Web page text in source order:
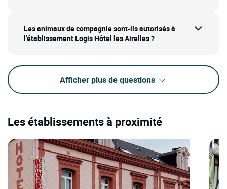
Les animaux de compagnie sont-ils autorisés à
l'établissement Logis Hôtel les Airelles ?
Afficher plus de questions
Les établissements à proximité